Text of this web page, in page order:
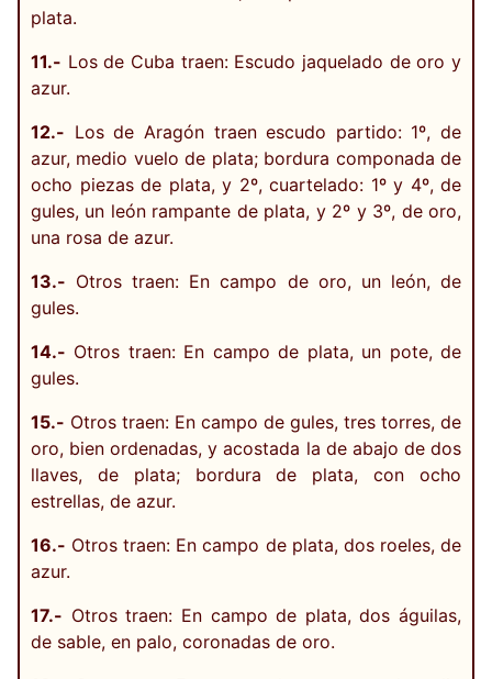
plata.
11.- Los de Cuba traen: Escudo jaquelado de oro y
azur.
12.- Los de Aragón traen escudo partido: 1º, de
azur, medio vuelo de plata; bordura componada de
ocho piezas de plata, y 2º, cuartelado: 1º y 4º, de
gules, un león rampante de plata, y 2º y 3º, de oro,
una rosa de azur.
13.- Otros traen: En campo de oro, un león, de
gules.
14.- Otros traen: En campo de plata, un pote, de
gules.
15.- Otros traen: En campo de gules, tres torres, de
oro, bien ordenadas, y acostada la de abajo de dos
llaves, de plata; bordura de plata, con ocho
estrellas, de azur.
16.- Otros traen: En campo de plata, dos roeles, de
azur.
17.- Otros traen: En campo de plata, dos águilas,
de sable, en palo, coronadas de oro.